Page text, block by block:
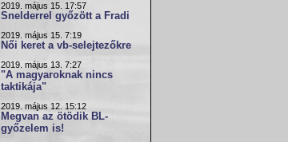
2019. május 15. 17:57
Snelderrel győzött a Fradi
2019. május 15. 7:19
Női keret a vb-selejtezőkre
2019. május 13. 7:27
"A magyaroknak nincs
taktikája"
2019. május 12. 15:12
Megvan az ötödik BL-
győzelem is!